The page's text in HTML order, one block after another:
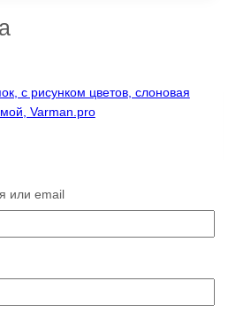
с рисунком цветов, слоновая
₽Диапазон
вариаций.
или email